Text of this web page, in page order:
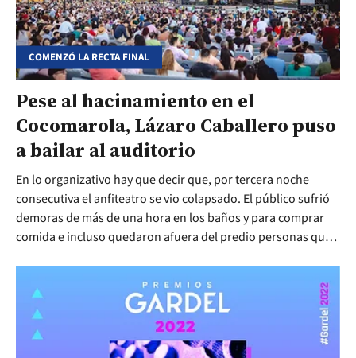
COMENZÓ LA RECTA FINAL
Pese al hacinamiento en el
Cocomarola, Lázaro Caballero puso
a bailar al auditorio
En lo organizativo hay que decir que, por tercera noche
consecutiva el anfiteatro se vio colapsado. El público sufrió
demoras de más de una hora en los baños y para comprar
comida e incluso quedaron afuera del predio personas que